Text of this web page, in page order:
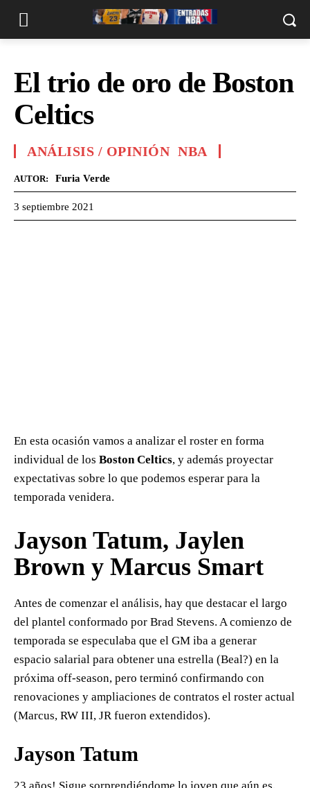
El trio de oro de Boston
Celtics
ANÁLISIS / OPINIÓN NBA
AUTOR: Furia Verde
3 septiembre 2021
En esta ocasión vamos a analizar el roster en forma
individual de los Boston Celtics, y además proyectar
expectativas sobre lo que podemos esperar para la
temporada venidera.
Jayson Tatum, Jaylen
Brown y Marcus Smart
Antes de comenzar el análisis, hay que destacar el largo
del plantel conformado por Brad Stevens. A comienzo de
temporada se especulaba que el GM iba a generar
espacio salarial para obtener una estrella (Beal?) en la
próxima off-season, pero terminó confirmando con
renovaciones y ampliaciones de contratos el roster actual
(Marcus, RW III, JR fueron extendidos).
Jayson Tatum